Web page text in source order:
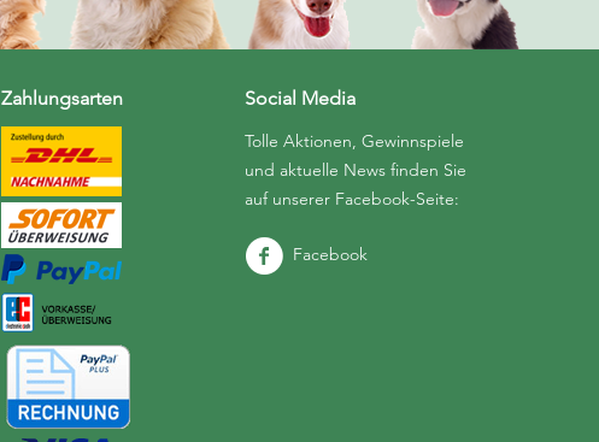
Zahlungsarten Social Media
Tolle Aktionen, Gewinnspiele
und aktuelle News finden Sie
auf unserer Facebook-Seite:
Facebook